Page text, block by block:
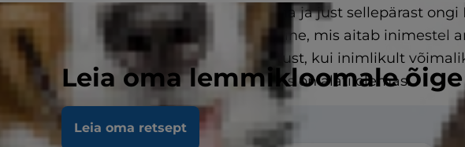
Leia oma lemmikloomale
Leia oma retsept
Kõike korraga on võimatu teha ja just sellepärast ongi
— teaduslikult loodud toitumine, mis aitab inimestel
lemmikutele rohkem armastust, kui inimlikult
Sa oled kõigest inimene - Hill’s on alati olemas.